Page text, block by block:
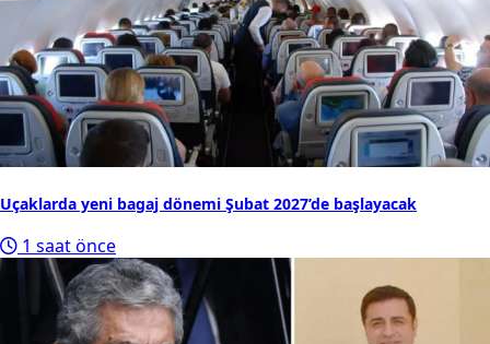
Uçaklarda yeni bagaj dönemi Şubat 2027’de başlayacak
1 saat önce